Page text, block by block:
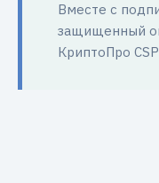
Вместе с
защищенный
КриптоПро